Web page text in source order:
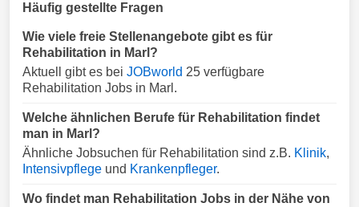
Häufig gestellte Fragen
Wie viele freie Stellenangebote gibt es für
Rehabilitation in Marl?
Aktuell gibt es bei JOBworld 25 verfügbare
Rehabilitation Jobs in Marl.
Welche ähnlichen Berufe für Rehabilitation findet
man in Marl?
Ähnliche Jobsuchen für Rehabilitation sind z.B. Klinik,
Intensivpflege und Krankenpfleger.
Wo findet man Rehabilitation Jobs in der Nähe von